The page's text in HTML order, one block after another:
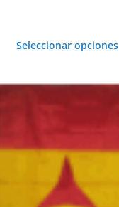
Seleccionar opciones